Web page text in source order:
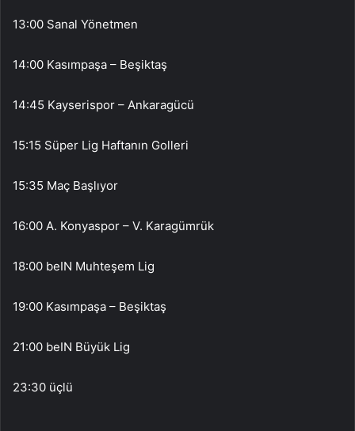
13:00 Sanal Yönetmen
14:00 Kasımpaşa – Beşiktaş
14:45 Kayserispor – Ankaragücü
15:15 Süper Lig Haftanın Golleri
15:35 Maç Başlıyor
16:00 A. Konyaspor – V. Karagümrük
18:00 beIN Muhteşem Lig
19:00 Kasımpaşa – Beşiktaş
21:00 beIN Büyük Lig
23:30 üçlü